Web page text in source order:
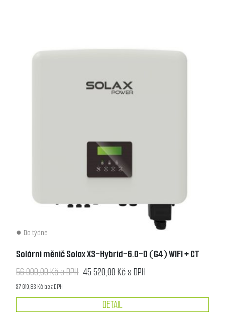
Do týdne
Solární měnič Solax X3-Hybrid-6.0-D (G4) WIFI + CT
56 900,00 Kč s DPH 45 520,00 Kč s DPH
37 619,83 Kč bez DPH
DETAIL